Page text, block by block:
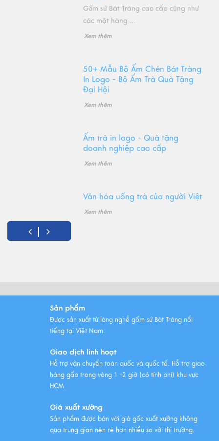
Gốm sứ Bát Tràng cao cấp cũng như
các mặt hàng ...
Xem thêm
50+ Mẫu Bộ Ấm Chén Bát Tràng
In Logo - Bộ Ấm Trà Quà Tặng
Đại Hội
Xem thêm
Ấm trà in logo - Quà tặng
doanh nghiệp cao cấp
Xem thêm
Văn hóa uống trà của người Việt
Xem thêm
Tràng được ưa chuộng nhất
Xem thêm
Sản phẩm
Được sản xuất từ làng nghề gốm sứ Bát Tràng nổi
tiếng tại Việt Nam.
Giao dịch linh hoạt
Hỗ trợ vận chuyển toàn quốc và quốc tế. Hỗ trợ giao
hàng gấp trong vòng 1 -2 giờ (có tính phí) khu vực
HCM.
Giá xuất xưởng
Sản phẩm được bán với giá gốc xuất xưởng không
qua trung gian nên rẻ hơn nhiều so với thị trường.